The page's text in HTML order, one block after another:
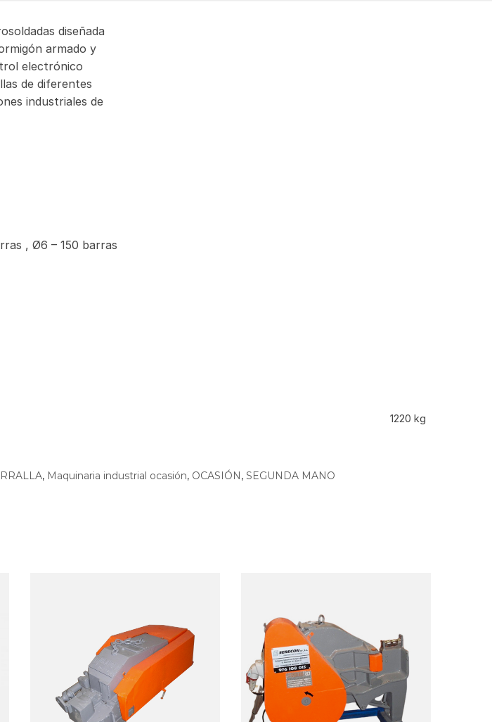
diseñada
armado y
electrónico
de diferentes
industriales de
, Ø6 – 150 barras
1220 kg
, Maquinaria industrial ocasión, OCASIÓN, SEGUNDA MANO